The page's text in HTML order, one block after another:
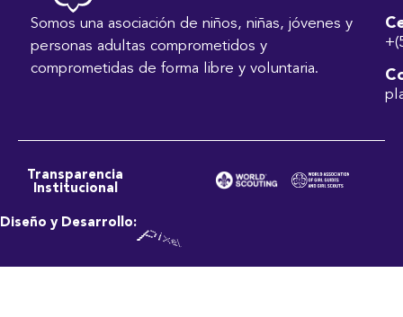
Somos una asociación de niños, niñas, jóvenes y
personas adultas comprometidos y
comprometidas de forma libre y voluntaria.
Transparencia
Institucional
Diseño y Desarrollo: